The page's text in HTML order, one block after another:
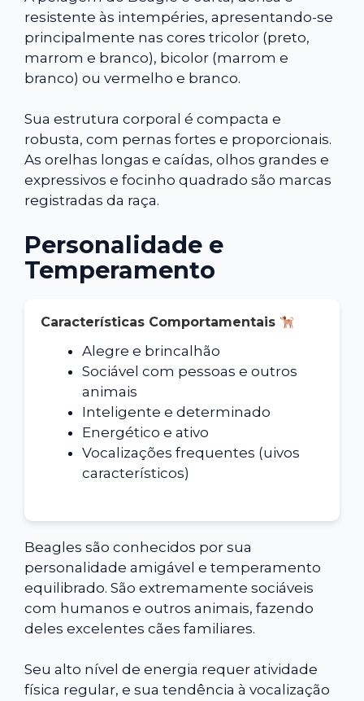
resistente às intempéries, apresentando-se
principalmente nas cores tricolor (preto,
marrom e branco), bicolor (marrom e
branco) ou vermelho e branco.
Sua estrutura corporal é compacta e
robusta, com pernas fortes e proporcionais.
As orelhas longas e caídas, olhos grandes e
expressivos e focinho quadrado são marcas
registradas da raça.
Personalidade e
Temperamento
Características Comportamentais
Alegre e brincalhão
Sociável com pessoas e outros
animais
Inteligente e determinado
Energético e ativo
Vocalizações frequentes (uivos
característicos)
Beagles são conhecidos por sua
personalidade amigável e temperamento
equilibrado. São extremamente sociáveis
com humanos e outros animais, fazendo
deles excelentes cães familiares.
Seu alto nível de energia requer atividade
física regular, e sua tendência à vocalização